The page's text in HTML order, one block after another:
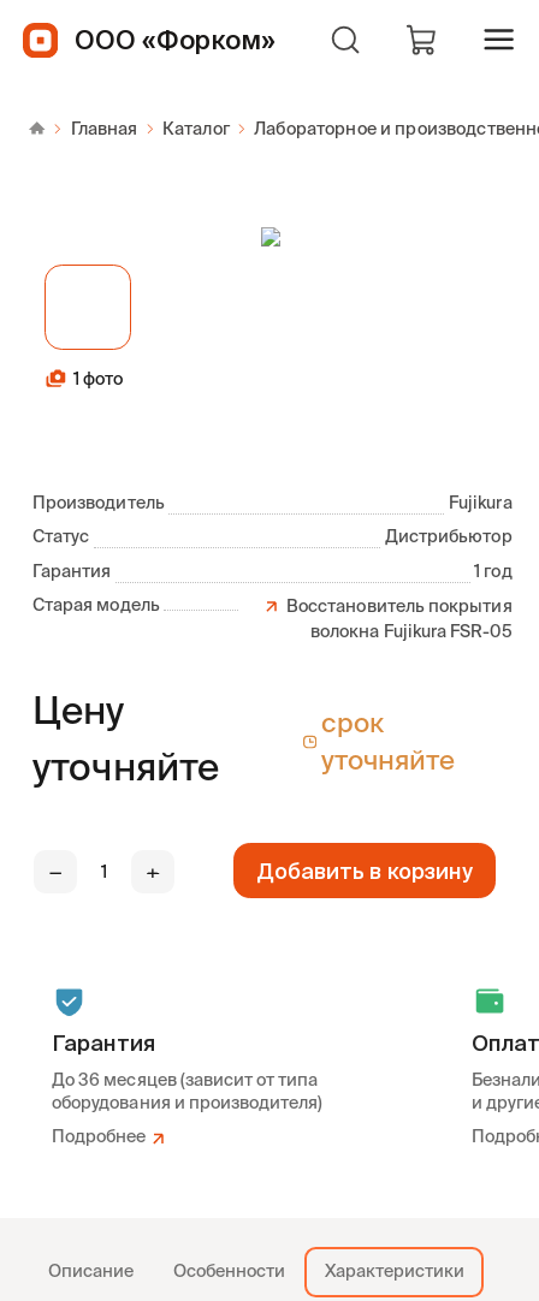
ООО «Форком»
Главная Каталог Лабораторное и
1 фото
Производитель
Fujikura
Статус
Дистрибьютор
Гарантия
1 год
Старая модель
Восстановитель покрытия
волокна Fujikura FSR-05
Цену
уточняйте
срок
уточняйте
— + Добавить в корзину
Гарантия
До 36 месяцев (зависит от типа
оборудования и производителя)
Подробнее
и
Описание Особенности Характеристики